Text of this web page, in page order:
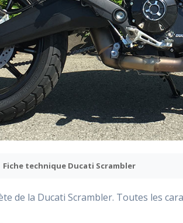
Fiche technique Ducati Scrambler
de la Ducati Scrambler. Toutes les